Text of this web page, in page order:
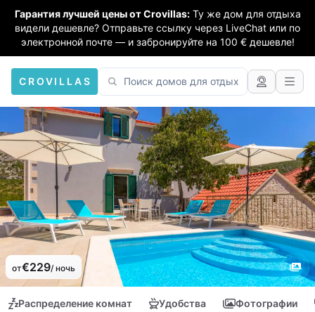
Гарантия лучшей цены от Crovillas: Ту же дом для отдыха
видели дешевле? Отправьте ссылку через LiveChat или по
электронной почте — и забронируйте на 100 € дешевле!
CROVILLAS
от€229/ ночь
Распределение комнат Удобства Фотографии